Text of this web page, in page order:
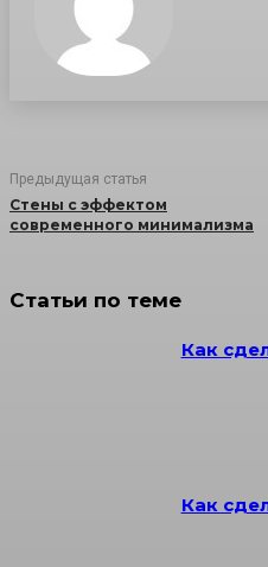
Предыдущая статья
Стены с эффектом
современного минимализма
Статьи по теме
Как
Как